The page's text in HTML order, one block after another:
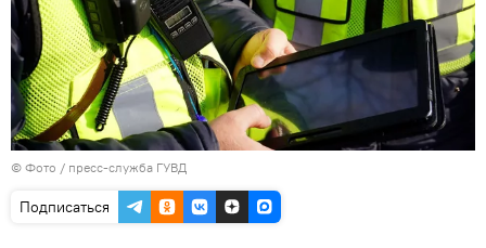
© Фото / пресс-служба ГУВД
Подписаться